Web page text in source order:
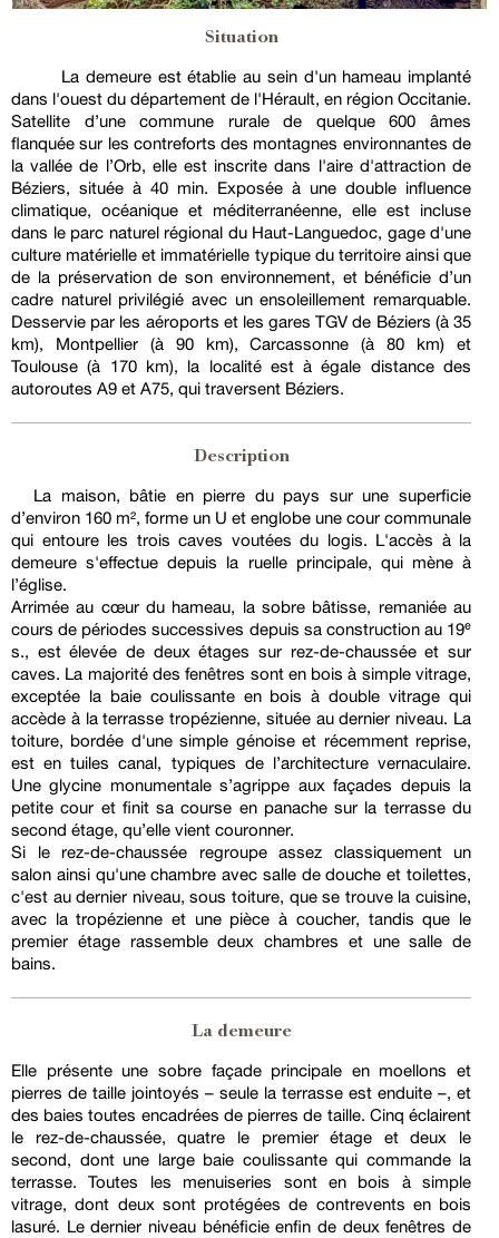
Situation
La demeure est établie au sein d'un hameau implanté
dans l'ouest du département de l'Hérault, en région Occitanie.
Satellite d’une commune rurale de quelque 600 âmes
flanquée sur les contreforts des montagnes environnantes de
la vallée de l’Orb, elle est inscrite dans l'aire d'attraction de
Béziers, située à 40 min. Exposée à une double influence
climatique, océanique et méditerranéenne, elle est incluse
dans le parc naturel régional du Haut-Languedoc, gage d'une
culture matérielle et immatérielle typique du territoire ainsi que
de la préservation de son environnement, et bénéficie d’un
cadre naturel privilégié avec un ensoleillement remarquable.
Desservie par les aéroports et les gares TGV de Béziers (à 35
km), Montpellier (à 90 km), Carcassonne (à 80 km) et
Toulouse (à 170 km), la localité est à égale distance des
autoroutes A9 et A75, qui traversent Béziers.
Description
La maison, bâtie en pierre du pays sur une superficie
d’environ 160 m², forme un U et englobe une cour communale
qui entoure les trois caves voutées du logis. L'accès à la
demeure s'effectue depuis la ruelle principale, qui mène à
l’église.
Arrimée au cœur du hameau, la sobre bâtisse, remaniée au
cours de périodes successives depuis sa construction au 19ᵉ
s., est élevée de deux étages sur rez-de-chaussée et sur
caves. La majorité des fenêtres sont en bois à simple vitrage,
exceptée la baie coulissante en bois à double vitrage qui
accède à la terrasse tropézienne, située au dernier niveau. La
toiture, bordée d'une simple génoise et récemment reprise,
est en tuiles canal, typiques de l’architecture vernaculaire.
Une glycine monumentale s’agrippe aux façades depuis la
petite cour et finit sa course en panache sur la terrasse du
second étage, qu’elle vient couronner.
Si le rez-de-chaussée regroupe assez classiquement un
salon ainsi qu'une chambre avec salle de douche et toilettes,
c'est au dernier niveau, sous toiture, que se trouve la cuisine,
avec la tropézienne et une pièce à coucher, tandis que le
premier étage rassemble deux chambres et une salle de
bains.
La demeure
Elle présente une sobre façade principale en moellons et
pierres de taille jointoyés – seule la terrasse est enduite –, et
des baies toutes encadrées de pierres de taille. Cinq éclairent
le rez-de-chaussée, quatre le premier étage et deux le
second, dont une large baie coulissante qui commande la
terrasse. Toutes les menuiseries sont en bois à simple
vitrage, dont deux sont protégées de contrevents en bois
lasuré. Le dernier niveau bénéficie enfin de deux fenêtres de